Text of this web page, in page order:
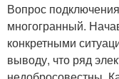
Вопрос
многогранный.
конкретными
выводу, что ряд